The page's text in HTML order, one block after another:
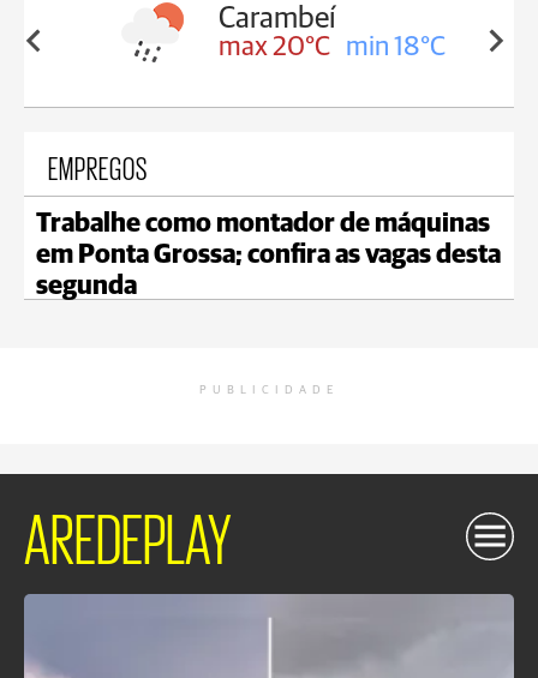
18°C
Carambeí
max 20°C min 18°C
EMPREGOS
Trabalhe como montador de máquinas
em Ponta Grossa; confira as vagas desta
segunda
PUBLICIDADE
AREDEPLAY